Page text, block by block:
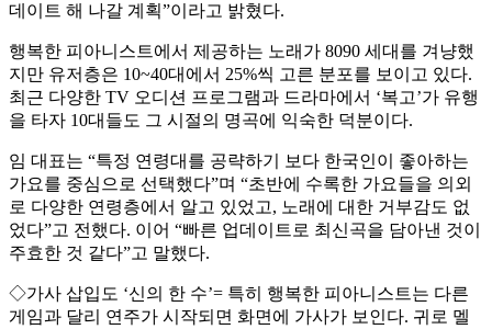
데이트 해 나갈 계획”이라고 밝혔다.
행복한 피아니스트에서 제공하는 노래가 8090 세대를 겨냥했
지만 유저층은 10~40대에서 25%씩 고른 분포를 보이고 있다.
최근 다양한 TV 오디션 프로그램과 드라마에서 ‘복고’가 유행
을 타자 10대들도 그 시절의 명곡에 익숙한 덕분이다.
임 대표는 “특정 연령대를 공략하기 보다 한국인이 좋아하는
가요를 중심으로 선택했다”며 “초반에 수록한 가요들을 의외
로 다양한 연령층에서 알고 있었고, 노래에 대한 거부감도 없
었다”고 전했다. 이어 “빠른 업데이트로 최신곡을 담아낸 것이
주효한 것 같다”고 말했다.
◇가사 삽입도 ‘신의 한 수’= 특히 행복한 피아니스트는 다른
게임과 달리 연주가 시작되면 화면에 가사가 보인다. 귀로 멜